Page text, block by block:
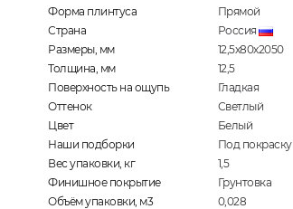
Форма плинтуса
Прямой
Страна
Россия
Размеры, мм
12,5х80х2050
Толщина, мм
12,5
Поверхность на ощупь
Гладкая
Оттенок
Светлый
Цвет
Белый
Наши подборки
Под покраску
Вес упаковки, кг
1,5
Финишное покрытие
Грунтовка
Объём упаковки, м3
0,028